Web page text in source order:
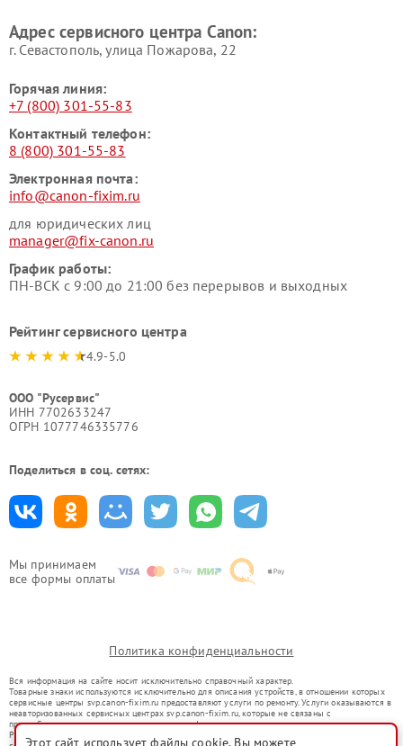
Мы принимаем
все формы оплаты
Адрес сервисного центра Canon:
г. Севастополь, улица Пожарова, 22
Горячая линия:
+7 (800) 301-55-83
Контактный телефон:
8 (800) 301-55-83
Электронная почта:
info@canon-fixim.ru
для юридических лиц
manager@fix-canon.ru
График работы:
ПН-ВСК с 9:00 до 21:00 без перерывов и выходных
Рейтинг сервисного центра
4.9-5.0
ООО "Русервис"
ИНН 7702633247
ОГРН 1077746335776
Поделиться в соц. сетях:
Политика конфиденциальности
Вся информация на сайте носит исключительно справочный характер.
Товарные знаки используются исключительно для описания устройств, в отношении которых
сервисные центры svp.canon-fixim.ru предоставляют услуги по ремонту. Услуги оказываются в
неавторизованных сервисных центрах svp.canon-fixim.ru, которые не связаны с
правообладателями товарных знаков или их официальными представителями.
Ремонт осуществляется для устройств, уже введенных в гражданский оборот в соответствии
Этот сайт использует файлы cookie. Вы можете